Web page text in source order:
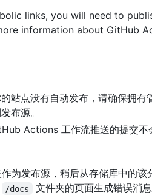
links, you will need to
information about GitHub
站点没有自动发布，请确保拥有
布源。
Actions 工作流推送的提交
为发布源，稍后从存储库中的该
/docs 文件夹的页面生成错误消